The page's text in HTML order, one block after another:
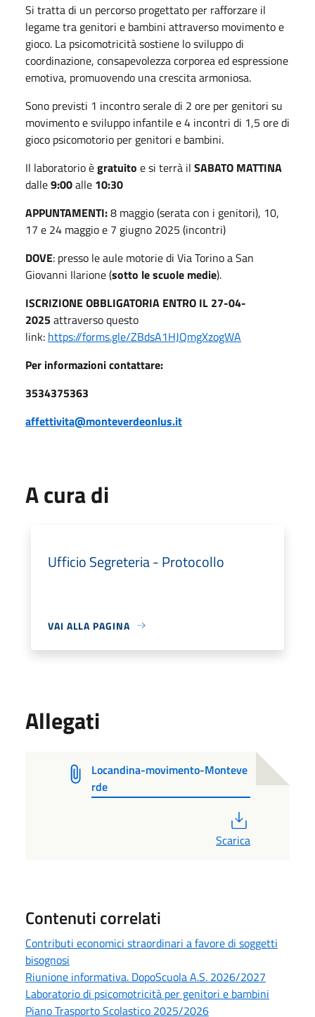
Si tratta di un percorso progettato per rafforzare il
legame tra genitori e bambini attraverso movimento e
gioco. La psicomotricità sostiene lo sviluppo di
coordinazione, consapevolezza corporea ed espressione
emotiva, promuovendo una crescita armoniosa.
Sono previsti 1 incontro serale di 2 ore per genitori su
movimento e sviluppo infantile e 4 incontri di 1,5 ore di
gioco psicomotorio per genitori e bambini.
Il laboratorio ègratuito e si terrà il SABATO MATTINA
dalle9:00alle 10:30
APPUNTAMENTI:8 maggio (serata con i genitori), 10,
17 e 24 maggio e 7 giugno 2025 (incontri)
DOVE: presso le aule motorie di Via Torino a San
Giovanni Ilarione (sotto le scuole medie).
ISCRIZIONE OBBLIGATORIA ENTRO IL 27-04-
2025attraverso questo
link: https://forms.gle/ZBdsA1HJQmgXzogWA
Per informazioni contattare:
3534375363
affettivita@monteverdeonlus.it
A cura di
Ufficio Segreteria - Protocollo
VAI ALLA PAGINA
Allegati
Locandina-movimento-Monteve
rde
Scarica
Contenuti correlati
Contributi economici straordinari a favore di soggetti
bisognosi
Riunione informativa. DopoScuola A.S. 2026/2027
Laboratorio di psicomotricità per genitori e bambini
Piano Trasporto Scolastico 2025/2026